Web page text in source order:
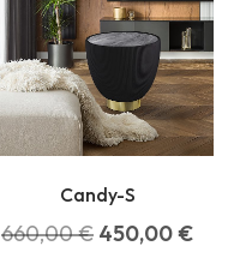
Candy-S
660,00€ 450,00€